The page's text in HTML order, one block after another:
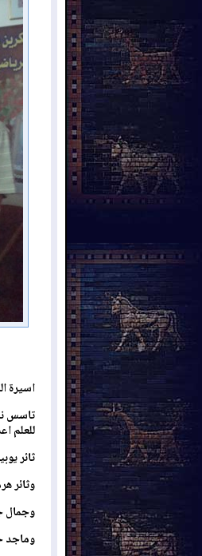
اسيرة
تاسس
للعلم
ثائر
وثائر
وجمال
وماجد